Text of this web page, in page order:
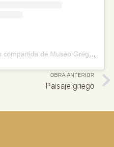
Una publicación compartida de Museo Gregorio Prieto (@museogregorioprieto)
OBRA ANTERIOR
Paisaje griego